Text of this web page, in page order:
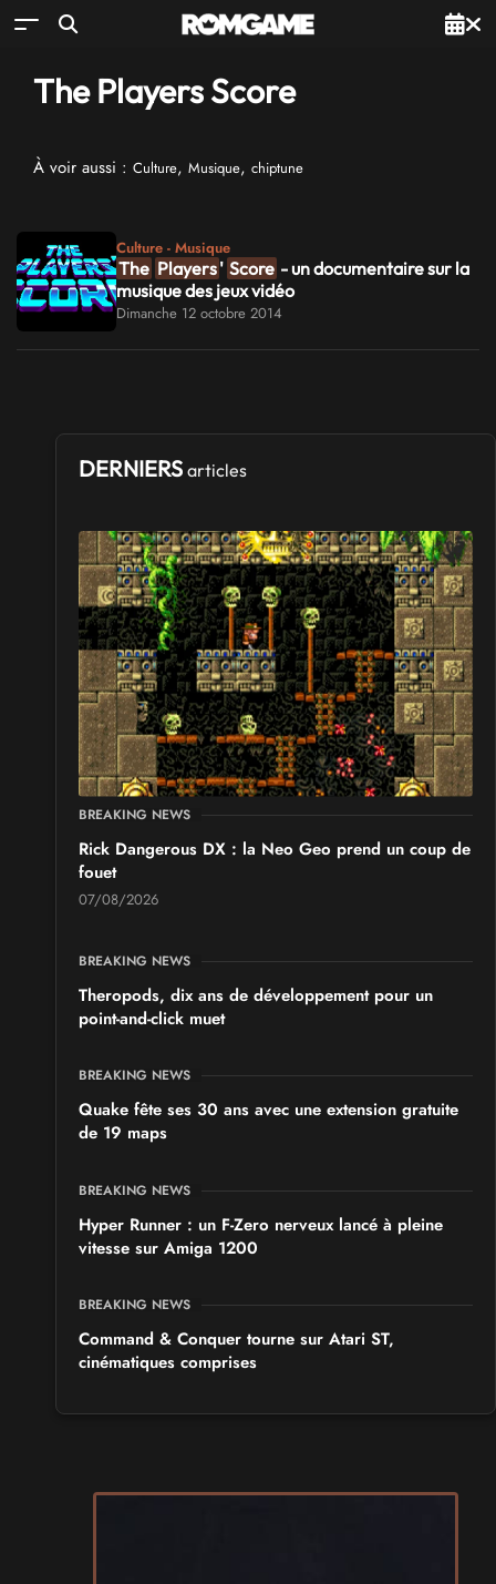
The Players Score
À voir aussi : Culture, Musique, chiptune
Culture - Musique
The Players' Score - un documentaire sur la
musique des jeux vidéo
Dimanche 12 octobre 2014
DERNIERS articles
BREAKING NEWS
Rick Dangerous DX : la Neo Geo prend un coup de
fouet
07/08/2026
BREAKING NEWS
Theropods, dix ans de développement pour un
point-and-click muet
BREAKING NEWS
Quake fête ses 30 ans avec une extension gratuite
de 19 maps
BREAKING NEWS
Hyper Runner : un F-Zero nerveux lancé à pleine
vitesse sur Amiga 1200
BREAKING NEWS
Command & Conquer tourne sur Atari ST,
cinématiques comprises